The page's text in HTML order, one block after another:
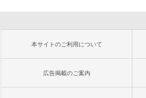
本サイトのご利用について
広告掲載のご案内